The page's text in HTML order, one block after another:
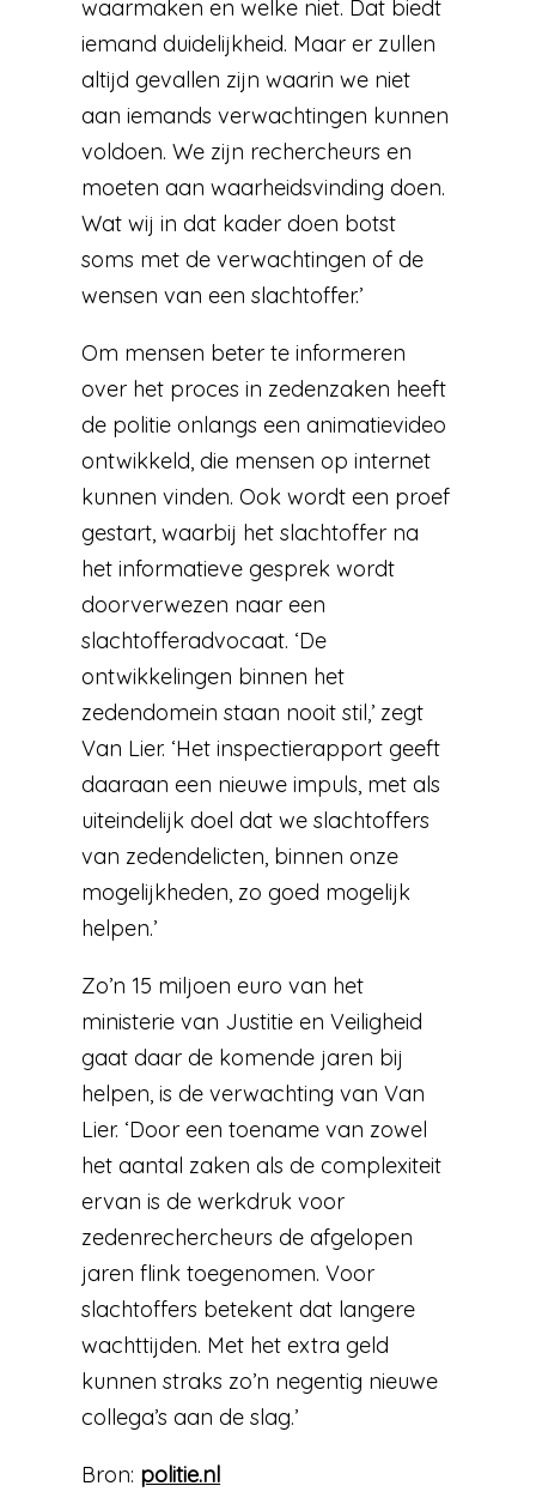
waarmaken en welke niet. Dat biedt
iemand duidelijkheid. Maar er zullen
altijd gevallen zijn waarin we niet
aan iemands verwachtingen kunnen
voldoen. We zijn rechercheurs en
moeten aan waarheidsvinding doen.
Wat wij in dat kader doen botst
soms met de verwachtingen of de
wensen van een slachtoffer.’
Om mensen beter te informeren
over het proces in zedenzaken heeft
de politie onlangs een animatievideo
ontwikkeld, die mensen op internet
kunnen vinden. Ook wordt een proef
gestart, waarbij het slachtoffer na
het informatieve gesprek wordt
doorverwezen naar een
slachtofferadvocaat. ‘De
ontwikkelingen binnen het
zedendomein staan nooit stil,’ zegt
Van Lier. ‘Het inspectierapport geeft
daaraan een nieuwe impuls, met als
uiteindelijk doel dat we slachtoffers
van zedendelicten, binnen onze
mogelijkheden, zo goed mogelijk
helpen.’
Zo’n 15 miljoen euro van het
ministerie van Justitie en Veiligheid
gaat daar de komende jaren bij
helpen, is de verwachting van Van
Lier. ‘Door een toename van zowel
het aantal zaken als de complexiteit
ervan is de werkdruk voor
zedenrechercheurs de afgelopen
jaren flink toegenomen. Voor
slachtoffers betekent dat langere
wachttijden. Met het extra geld
kunnen straks zo’n negentig nieuwe
collega’s aan de slag.’
Bron: politie.nl